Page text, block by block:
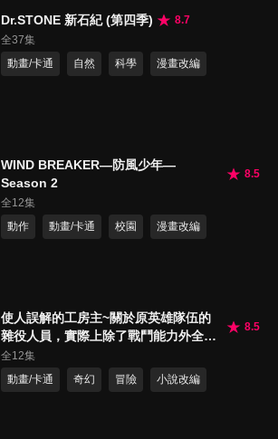
Dr.STONE 新石紀 (第四季)
8.7
全37集
動畫/卡通
自然 科學 漫畫改編
WIND BREAKER—防風少年—
Season 2
8.5
全12集
動作
動畫/卡通 校園 漫畫改編
使人誤解的工房主~關於原英雄隊伍的
雜役人員，實際上除了戰鬥能力外全是
SSS的故事~
8.5
全12集
動畫/卡通
奇幻 冒險 小說改編